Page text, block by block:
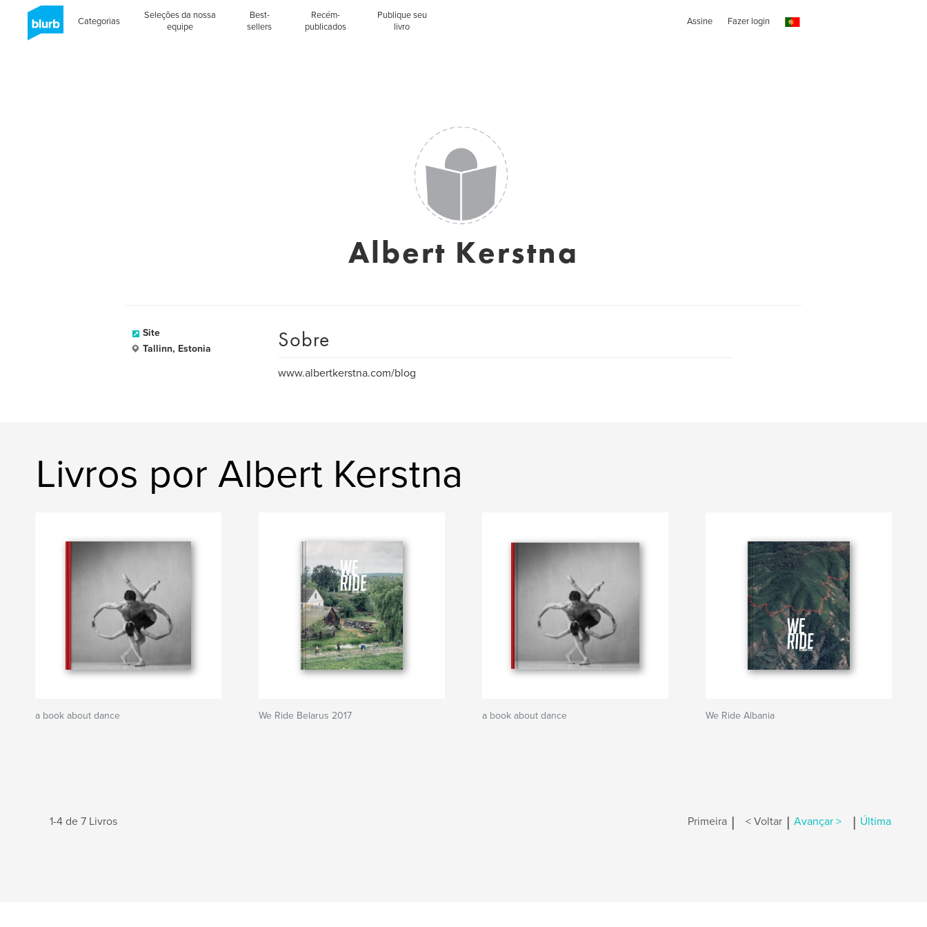
Categorias
Seleções da nossa
equipe
Best-
sellers
Recém-
publicados
Publique seu
livro
Assine Fazer login
Albert Kerstna
Site
Tallinn, Estonia
Sobre
www.albertkerstna.com/blog
Livros por Albert Kerstna
a book about dance We Ride Belarus 2017 a book about dance We Ride Albania
1-4 de 7 Livros Primeira | < Voltar | Avançar > | Última